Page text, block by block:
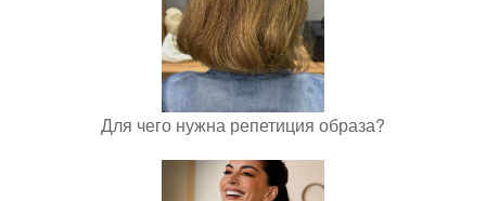
Для чего нужна репетиция образа?